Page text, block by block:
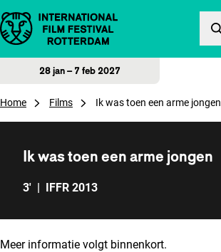
Direct naar inhoud
28 jan – 7 feb 2027
Home Films Ik was toen een arme jongen
Ik was toen een arme jongen
3' | IFFR 2013
Meer informatie volgt binnenkort.